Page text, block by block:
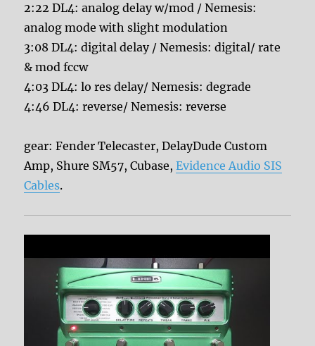
2:22 DL4: analog delay w/mod / Nemesis:
analog mode with slight modulation
3:08 DL4: digital delay / Nemesis: digital/ rate
& mod fccw
4:03 DL4: lo res delay/ Nemesis: degrade
4:46 DL4: reverse/ Nemesis: reverse
gear: Fender Telecaster, DelayDude Custom
Amp, Shure SM57, Cubase,Evidence Audio SIS
Cables.